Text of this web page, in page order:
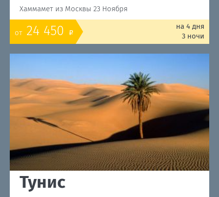
Хаммамет из Москвы 23 Ноября
от 24 450 o
на 4 дня
3 ночи
Тунис